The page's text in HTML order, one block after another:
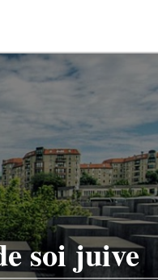
soi juive